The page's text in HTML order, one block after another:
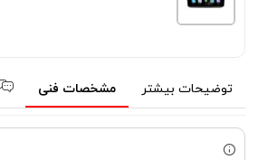
توضیحات بیشتر مشخصات فنی